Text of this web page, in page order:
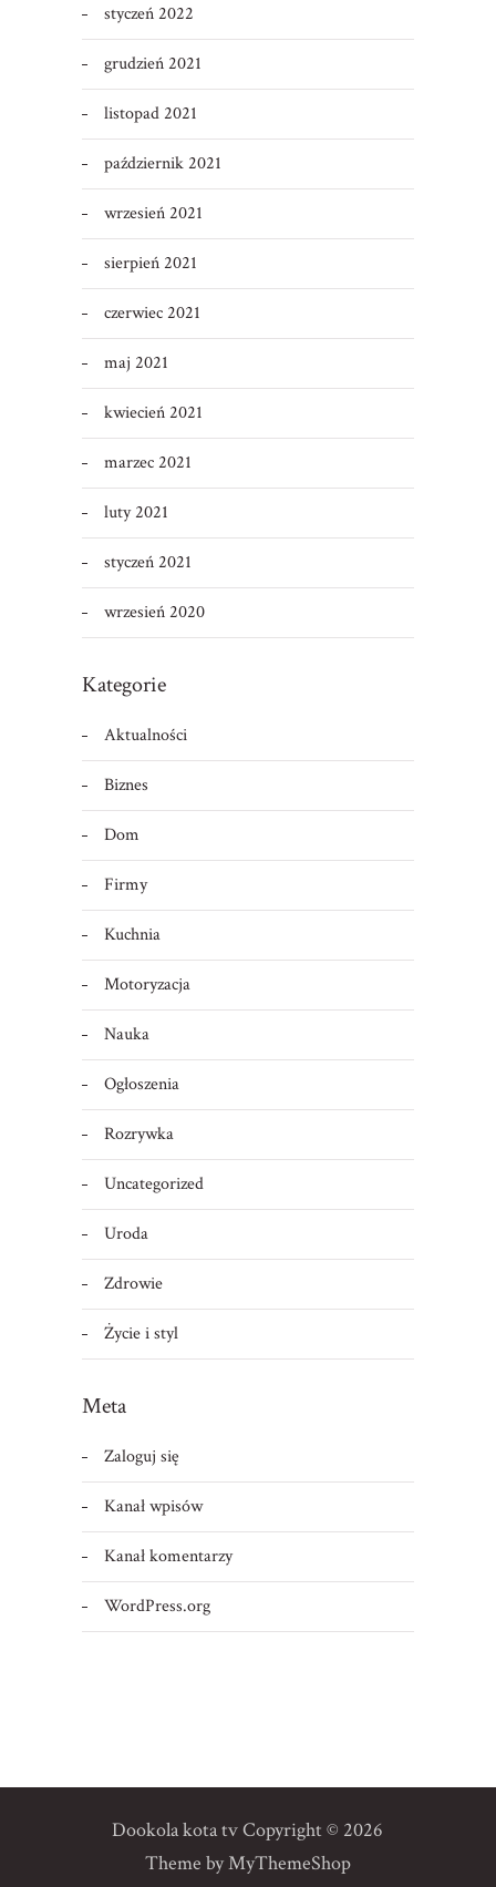
styczeń 2022
grudzień 2021
listopad 2021
październik 2021
wrzesień 2021
sierpień 2021
czerwiec 2021
maj 2021
kwiecień 2021
marzec 2021
luty 2021
styczeń 2021
wrzesień 2020
Kategorie
Aktualności
Biznes
Dom
Firmy
Kuchnia
Motoryzacja
Nauka
Ogłoszenia
Rozrywka
Uncategorized
Uroda
Zdrowie
Życie i styl
Meta
Zaloguj się
Kanał wpisów
Kanał komentarzy
WordPress.org
Dookola kota tvCopyright © 2026
Theme byMyThemeShop